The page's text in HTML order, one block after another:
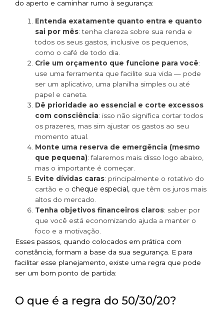
do aperto e caminhar rumo à segurança:
Entenda exatamente quanto entra e quanto
sai por mês: tenha clareza sobre sua renda e
todos os seus gastos, inclusive os pequenos,
como o café de todo dia.
Crie um orçamento que funcione para você:
use uma ferramenta que facilite sua vida — pode
ser um aplicativo, uma planilha simples ou até
papel e caneta.
Dê prioridade ao essencial e corte excessos
com consciência: isso não significa cortar todos
os prazeres, mas sim ajustar os gastos ao seu
momento atual.
Monte uma reserva de emergência (mesmo
que pequena): falaremos mais disso logo abaixo,
mas o importante é começar.
Evite dívidas caras: principalmente o rotativo do
cartão e o cheque especial, que têm os juros mais
altos do mercado.
Tenha objetivos financeiros claros: saber por
que você está economizando ajuda a manter o
foco e a motivação.
Esses passos, quando colocados em prática com
constância, formam a base da sua segurança. E para
facilitar esse planejamento, existe uma regra que pode
ser um bom ponto de partida:
O que é a regra do 50/30/20?